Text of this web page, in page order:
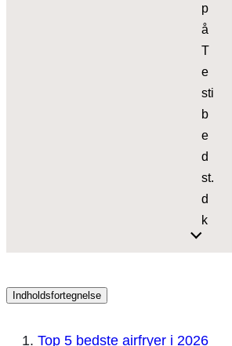
p
å
T
e
sti
b
e
d
st.
d
k
Indholdsfortegnelse
Top 5 bedste airfryer i 2026